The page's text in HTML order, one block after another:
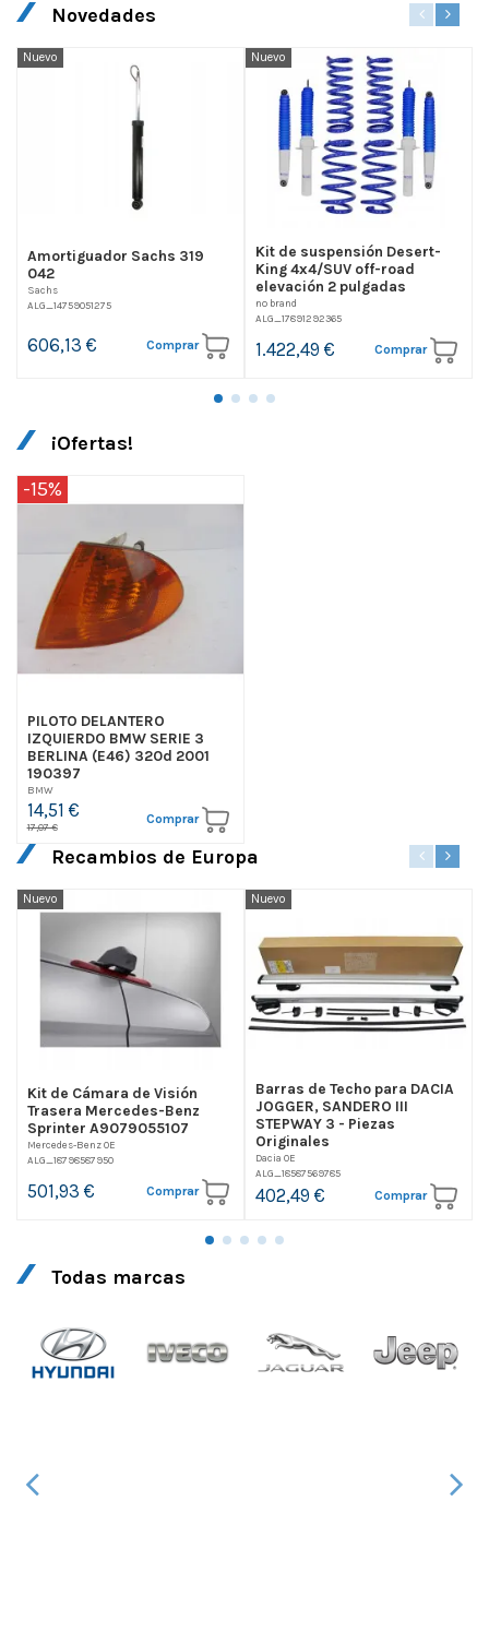
Novedades
Nuevo
Amortiguador Sachs 319
042
Sachs
ALG_14759051275
606,13 € Comprar
Nuevo
Kit de suspensión Desert-
King 4x4/SUV off-road
elevación 2 pulgadas
no brand
ALG_17891292365
1.422,49 € Comprar
¡Ofertas!
-15%
PILOTO DELANTERO
IZQUIERDO BMW SERIE 3
BERLINA (E46) 320d 2001
190397
BMW
14,51 €
17,07 €
Comprar
Recambios de Europa
Nuevo
Kit de Cámara de Visión
Trasera Mercedes-Benz
Sprinter A9079055107
Mercedes-Benz OE
ALG_18798587950
501,93 € Comprar
Nuevo
Barras de Techo para DACIA
JOGGER, SANDERO III
STEPWAY 3 - Piezas
Originales
Dacia OE
ALG_18587569785
402,49 € Comprar
Todas marcas